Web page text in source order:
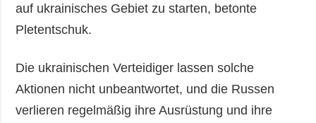
auf ukrainisches Gebiet zu starten, betonte
Pletentschuk.
Die ukrainischen Verteidiger lassen solche
Aktionen nicht unbeantwortet, und die Russen
verlieren regelmäßig ihre Ausrüstung und ihre